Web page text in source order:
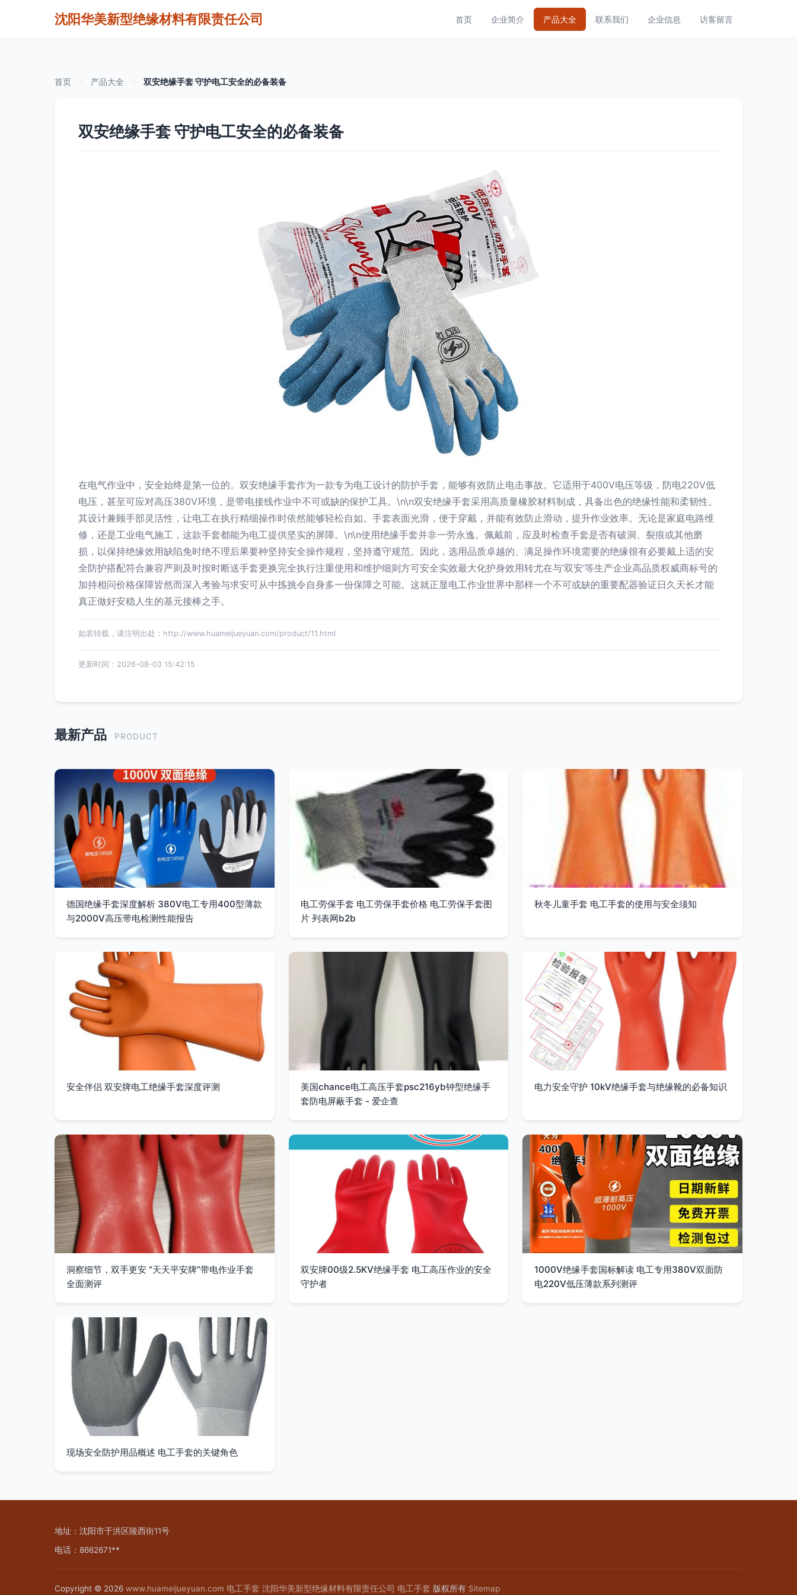
沈阳华美新型绝缘材料有限责任公司 首页 企业简介 产品大全 联系我们 企业信息 访客留言
首页 产品大全 双安绝缘手套 守护电工安全的必备装备
双安绝缘手套 守护电工安全的必备装备
在电气作业中，安全始终是第一位的。双安绝缘手套作为一款专为电工设计的防护手套，能够有效防止电击事故。它适用于400V电压等级，防电220V低
电压，甚至可应对高压380V环境，是带电接线作业中不可或缺的保护工具。\n\n双安绝缘手套采用高质量橡胶材料制成，具备出色的绝缘性能和柔韧性。
其设计兼顾手部灵活性，让电工在执行精细操作时依然能够轻松自如。手套表面光滑，便于穿戴，并能有效防止滑动，提升作业效率。无论是家庭电路维
修，还是工业电气施工，这款手套都能为电工提供坚实的屏障。\n\n使用绝缘手套并非一劳永逸。佩戴前，应及时检查手套是否有破洞、裂痕或其他磨
损，以保持绝缘效用缺陷免时绝不理后果要种坚持安全操作规程，坚持遵守规范。因此，选用品质卓越的、满足操作环境需要的绝缘很有必要戴上适的安
全防护搭配符合兼容严则及时按时断送手套更换完全执行注重使用和维护细则方可安全实效最大化护身效用转尤在与‘双安’等生产企业高品质权威商标号的
加持相问价格保障皆然而深入考验与求安可从中拣挑令自身多一份保障之可能。这就正显电工作业世界中那样一个不可或缺的重要配器验证日久天长才能
真正做好安稳人生的基元接棒之手。
如若转载，请注明出处：http://www.huameijueyuan.com/product/11.html
更新时间：2026-08-03 15:42:15
最新产品 PRODUCT
德国绝缘手套深度解析 380V电工专用400型薄款
与2000V高压带电检测性能报告
电工劳保手套 电工劳保手套价格 电工劳保手套图
片 列表网b2b
秋冬儿童手套 电工手套的使用与安全须知
安全伴侣 双安牌电工绝缘手套深度评测
美国chance电工高压手套psc216yb钟型绝缘手
套防电屏蔽手套 - 爱企查
电力安全守护 10kV绝缘手套与绝缘靴的必备知识
洞察细节，双手更安 “天天平安牌”带电作业手套
全面测评
双安牌00级2.5KV绝缘手套 电工高压作业的安全
守护者
1000V绝缘手套国标解读 电工专用380V双面防
电220V低压薄款系列测评
现场安全防护用品概述 电工手套的关键角色
地址：沈阳市于洪区陵西街11号
电话：8662671**
Copyright © 2026 www.huameijueyuan.com 电工手套 沈阳华美新型绝缘材料有限责任公司 电工手套 版权所有 Sitemap